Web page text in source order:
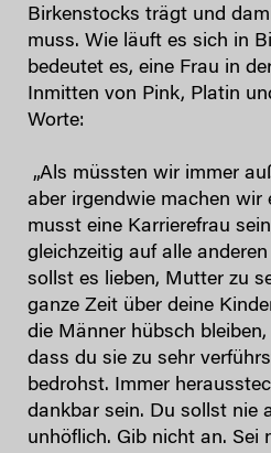
Birkenstocks trägt und
muss. Wie läuft es sich in
bedeutet es, eine Frau in
Inmitten von Pink, Platin
Worte:
„Als müssten wir immer
aber irgendwie machen wir
musst eine Karrierefrau
gleichzeitig auf alle
sollst es lieben, Mutter zu
ganze Zeit über deine
die Männer hübsch
dass du sie zu sehr
bedrohst. Immer
dankbar sein. Du sollst nie
unhöflich. Gib nicht an. Sei